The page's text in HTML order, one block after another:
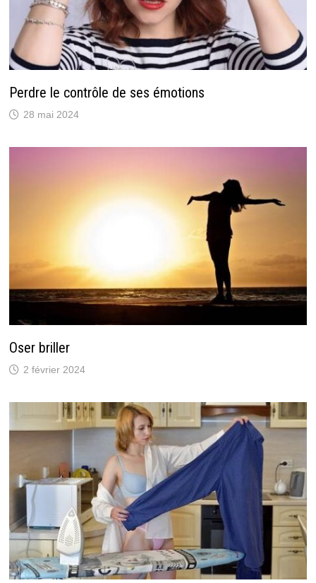
Perdre le contrôle de ses émotions
28 mai 2024
Oser briller
2 février 2024